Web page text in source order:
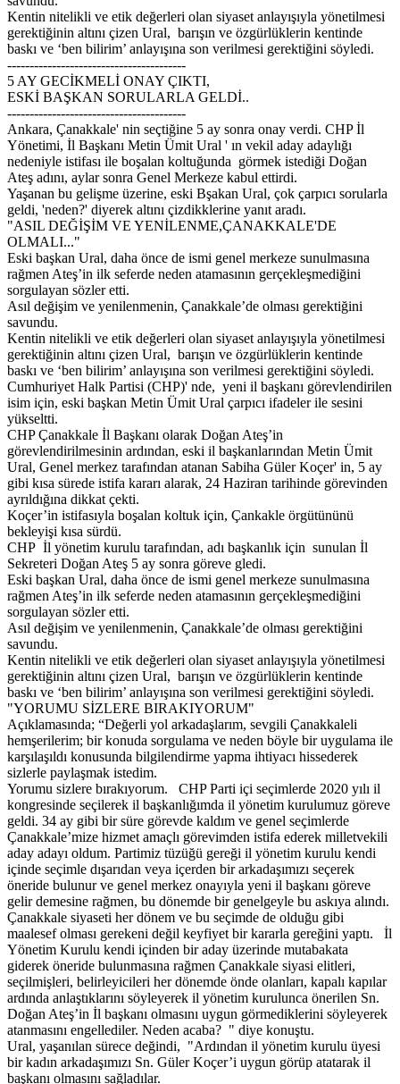
Kentin nitelikli ve etik değerleri olan siyaset anlayışıyla yönetilmesi
gerektiğinin altını çizen Ural, barışın ve özgürlüklerin kentinde
baskı ve ‘ben bilirim’ anlayışına son verilmesi gerektiğini söyledi.
----------------------------------------
5 AY GECİKMELİ ONAY ÇIKTI,
ESKİ BAŞKAN SORULARLA GELDİ..
----------------------------------------
Ankara, Çanakkale' nin seçtiğine 5 ay sonra onay verdi. CHP İl
Yönetimi, İl Başkanı Metin Ümit Ural ' ın vekil aday adaylığı
nedeniyle istifası ile boşalan koltuğunda görmek istediği Doğan
Ateş adını, aylar sonra Genel Merkeze kabul ettirdi.
Yaşanan bu gelişme üzerine, eski Bşakan Ural, çok çarpıcı sorularla
geldi, 'neden?' diyerek altını çizdikklerine yanıt aradı.
"ASIL DEĞİŞİM VE YENİLENME,ÇANAKKALE'DE
OLMALI..."
Eski başkan Ural, daha önce de ismi genel merkeze sunulmasına
rağmen Ateş’in ilk seferde neden atamasının gerçekleşmediğini
sorgulayan sözler etti.
Asıl değişim ve yenilenmenin, Çanakkale’de olması gerektiğini
savundu.
Kentin nitelikli ve etik değerleri olan siyaset anlayışıyla yönetilmesi
gerektiğinin altını çizen Ural, barışın ve özgürlüklerin kentinde
baskı ve ‘ben bilirim’ anlayışına son verilmesi gerektiğini söyledi.
Cumhuriyet Halk Partisi (CHP)' nde, yeni il başkanı görevlendirilen
isim için, eski başkan Metin Ümit Ural çarpıcı ifadeler ile sesini
yükseltti.
CHP Çanakkale İl Başkanı olarak Doğan Ateş’in
görevlendirilmesinin ardından, eski il başkanlarından Metin Ümit
Ural, Genel merkez tarafından atanan Sabiha Güler Koçer' in, 5 ay
gibi kısa sürede istifa kararı alarak, 24 Haziran tarihinde görevinden
ayrıldığına dikkat çekti.
Koçer’in istifasıyla boşalan koltuk için, Çankakle örgütününü
bekleyişi kısa sürdü.
CHP İl yönetim kurulu tarafından, adı başkanlık için sunulan İl
Sekreteri Doğan Ateş 5 ay sonra göreve gledi.
Eski başkan Ural, daha önce de ismi genel merkeze sunulmasına
rağmen Ateş’in ilk seferde neden atamasının gerçekleşmediğini
sorgulayan sözler etti.
Asıl değişim ve yenilenmenin, Çanakkale’de olması gerektiğini
savundu.
Kentin nitelikli ve etik değerleri olan siyaset anlayışıyla yönetilmesi
gerektiğinin altını çizen Ural, barışın ve özgürlüklerin kentinde
baskı ve ‘ben bilirim’ anlayışına son verilmesi gerektiğini söyledi.
"YORUMU SİZLERE BIRAKIYORUM"
Açıklamasında; “Değerli yol arkadaşlarım, sevgili Çanakkaleli
hemşerilerim; bir konuda sorgulama ve neden böyle bir uygulama ile
karşılaşıldı konusunda bilgilendirme yapma ihtiyacı hissederek
sizlerle paylaşmak istedim.
Yorumu sizlere bırakıyorum. CHP Parti içi seçimlerde 2020 yılı il
kongresinde seçilerek il başkanlığımda il yönetim kurulumuz göreve
geldi. 34 ay gibi bir süre görevde kaldım ve genel seçimlerde
Çanakkale’mize hizmet amaçlı görevimden istifa ederek milletvekili
aday adayı oldum. Partimiz tüzüğü gereği il yönetim kurulu kendi
içinde seçimle dışarıdan veya içerden bir arkadaşımızı seçerek
öneride bulunur ve genel merkez onayıyla yeni il başkanı göreve
gelir demesine rağmen, bu dönemde bir genelgeyle bu askıya alındı.
Çanakkale siyaseti her dönem ve bu seçimde de olduğu gibi
maalesef olması gerekeni değil keyfiyet bir kararla gereğini yaptı. İl
Yönetim Kurulu kendi içinden bir aday üzerinde mutabakata
giderek öneride bulunmasına rağmen Çanakkale siyasi elitleri,
seçilmişleri, belirleyicileri her dönemde önde olanları, kapalı kapılar
ardında anlaştıklarını söyleyerek il yönetim kurulunca önerilen Sn.
Doğan Ateş’in İl başkanı olmasını uygun görmediklerini söyleyerek
atanmasını engellediler. Neden acaba? " diye konuştu.
Ural, yaşanılan sürece değindi, "Ardından il yönetim kurulu üyesi
bir kadın arkadaşımızı Sn. Güler Koçer’i uygun görüp atatarak il
başkanı olmasını sağladılar.